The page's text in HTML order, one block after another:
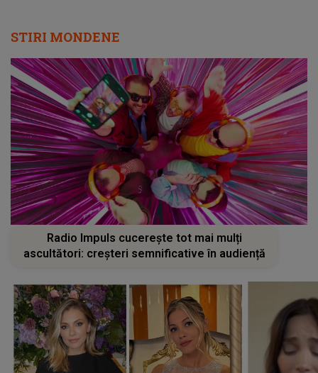
STIRI MONDENE
Radio Impuls cucerește tot mai mulți
ascultători: creșteri semnificative în audiență